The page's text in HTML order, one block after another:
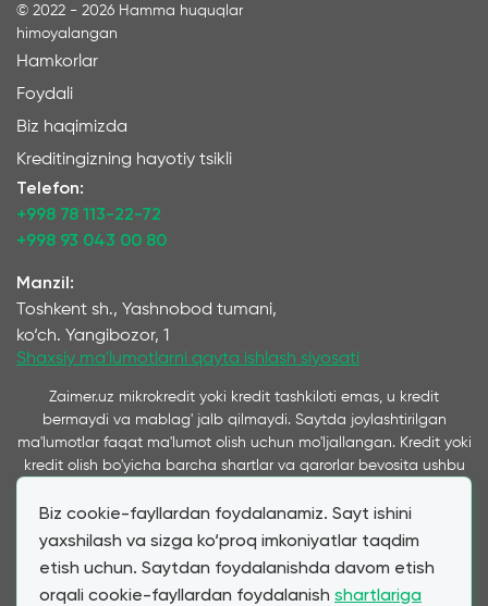
Biz cookie-fayllardan foydalanamiz. Sayt ishini
yaxshilash va sizga ko‘proq imkoniyatlar taqdim
etish uchun. Saytdan foydalanishda davom etish
orqali cookie-fayllardan foydalanish shartlariga
© 2022 - 2026 Hamma huquqlar
himoyalangan
Hamkorlar
Foydali
Biz haqimizda
Kreditingizning hayotiy tsikli
Telefon:
+998 78 113-22-72
+998 93 043 00 80
Manzil:
Toshkent sh., Yashnobod tumani,
ko‘ch. Yangibozor, 1
Shaxsiy ma'lumotlarni qayta ishlash siyosati
Zaimer.uz mikrokredit yoki kredit tashkiloti emas, u kredit
bermaydi va mablag' jalb qilmaydi. Saytda joylashtirilgan
ma'lumotlar faqat ma'lumot olish uchun mo'ljallangan. Kredit yoki
kredit olish bo'yicha barcha shartlar va qarorlar bevosita ushbu
va ushbu saytda taqdim etiladi. Ta’kidlash joizki, bizning
xizmatimiz orqali taqdim etilayotgan kredit va qarz shartlari
tashkilotlari va banklar tomonidan taqdim etilgan shartlarga
to‘liq mos keladi. Zaimer.uz moliyaviy mahsulotlar narxi va